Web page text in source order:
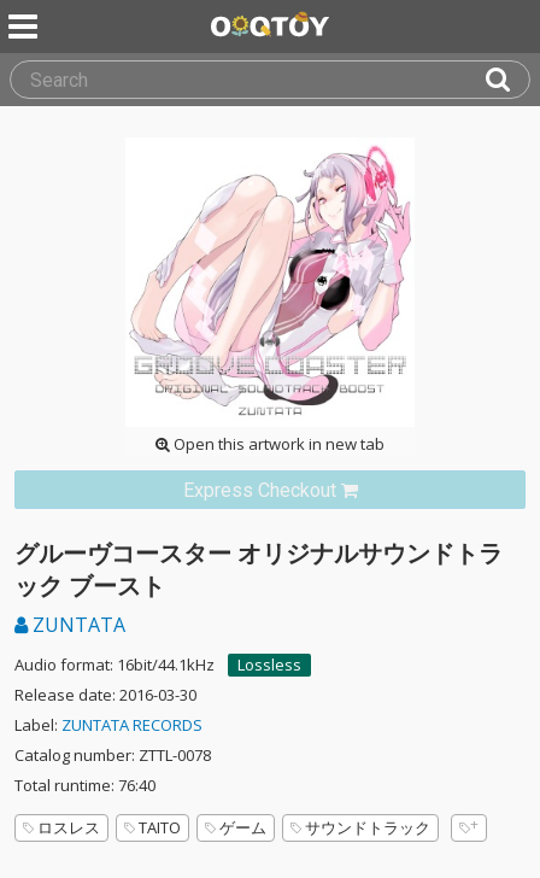
Open this artwork in new tab
Express Checkout
グルーヴコースター オリジナルサウンドトラ
ック ブースト
ZUNTATA
Audio format: 16bit/44.1kHz
Lossless
Release date: 2016-03-30
Label: ZUNTATA RECORDS
Catalog number: ZTTL-0078
Total runtime: 76:40
ロスレス
TAITO ゲーム サウンドトラック